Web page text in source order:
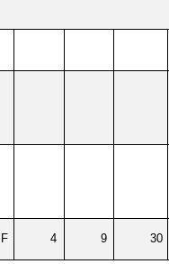
F 4 9 30